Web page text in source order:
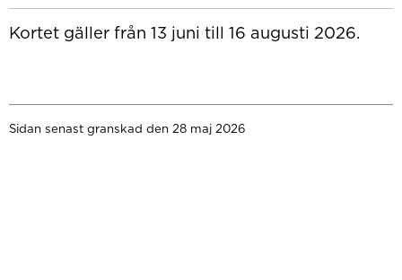
Kortet gäller från 13 juni till 16 augusti 2026.
Sidan senast granskad den 28 maj 2026